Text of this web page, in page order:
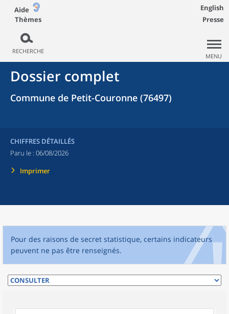
Aide
Thèmes
RECHERCHE
English
Presse
MENU
Dossier complet
Commune de Petit-Couronne (76497)
CHIFFRES DÉTAILLÉS
Paru le : 06/08/2026
Imprimer
Pour des raisons de secret statistique, certains indicateurs
peuvent ne pas être renseignés.